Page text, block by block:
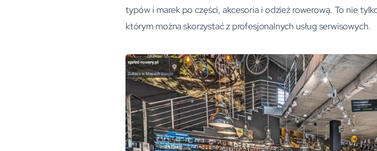
typów i marek po części, akcesoria i odzież rowerową. To nie
którym można skorzystać z profesjonalnych usług serwisowych.